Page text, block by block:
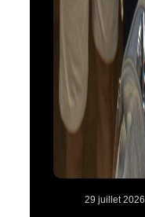
29 juillet 2026